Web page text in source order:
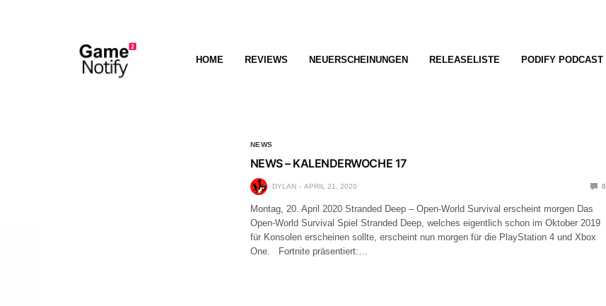
HOME REVIEWS NEUERSCHEINUNGEN RELEASELISTE PODIFY PODCAST
NEWS
NEWS – KALENDERWOCHE 17
DYLAN APRIL 21, 2020 0
Montag, 20. April 2020 Stranded Deep – Open-World Survival erscheint morgen Das
Open-World Survival Spiel Stranded Deep, welches eigentlich schon im Oktober 2019
für Konsolen erscheinen sollte, erscheint nun morgen für die PlayStation 4 und Xbox
One. Fortnite präsentiert:…